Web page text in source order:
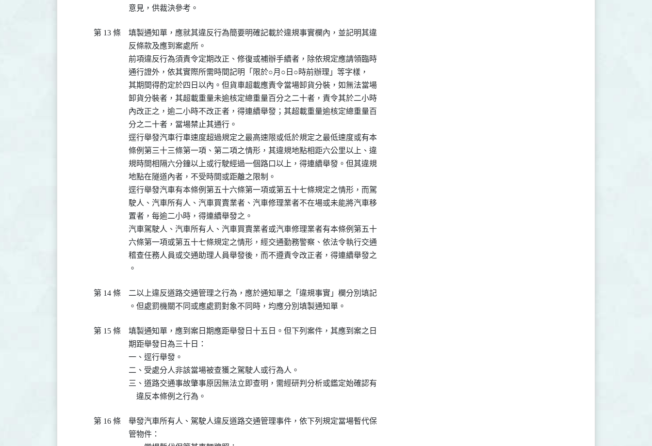
意見，供裁決參考。
第 13 條
填製通知單，應就其違反行為簡要明確記載於違規事實欄內，並記明其違
反條款及應到案處所。
前項違反行為須責令定期改正、修復或補辦手續者，除依規定應請領臨時
通行證外，依其實際所需時間記明「限於○月○日○時前辦理」等字樣，
其期間得酌定於四日以內。但貨車超載應責令當場卸貨分裝，如無法當場
卸貨分裝者，其超載重量未逾核定總重量百分之二十者，責令其於二小時
內改正之，逾二小時不改正者，得連續舉發；其超載重量逾核定總重量百
分之二十者，當場禁止其通行。
逕行舉發汽車行車速度超過規定之最高速限或低於規定之最低速度或有本
條例第三十三條第一項、第二項之情形，其違規地點相距六公里以上、違
規時間相隔六分鐘以上或行駛經過一個路口以上，得連續舉發。但其違規
地點在隧道內者，不受時間或距離之限制。
逕行舉發汽車有本條例第五十六條第一項或第五十七條規定之情形，而駕
駛人、汽車所有人、汽車買賣業者、汽車修理業者不在場或未能將汽車移
置者，每逾二小時，得連續舉發之。
汽車駕駛人、汽車所有人、汽車買賣業者或汽車修理業者有本條例第五十
六條第一項或第五十七條規定之情形，經交通勤務警察、依法令執行交通
稽查任務人員或交通助理人員舉發後，而不遵責令改正者，得連續舉發之
。
第 14 條
二以上違反道路交通管理之行為，應於通知單之「違規事實」欄分別填記
。但處罰機關不同或應處罰對象不同時，均應分別填製通知單。
第 15 條
填製通知單，應到案日期應距舉發日十五日。但下列案件，其應到案之日
期距舉發日為三十日：
一、逕行舉發。
二、受處分人非該當場被查獲之駕駛人或行為人。
三、道路交通事故肇事原因無法立即查明，需經研判分析或鑑定始確認有
    違反本條例之行為。
第 16 條
舉發汽車所有人、駕駛人違反道路交通管理事件，依下列規定當場暫代保
管物件：